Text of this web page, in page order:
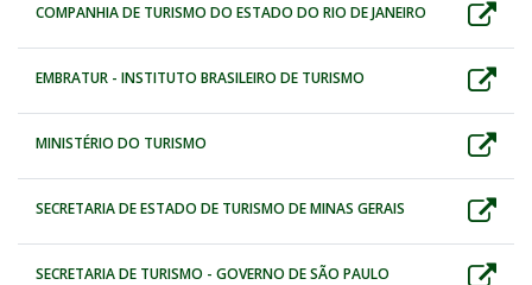
COMPANHIA DE TURISMO DO ESTADO DO RIO DE JANEIRO
EMBRATUR - INSTITUTO BRASILEIRO DE TURISMO
MINISTÉRIO DO TURISMO
SECRETARIA DE ESTADO DE TURISMO DE MINAS GERAIS
SECRETARIA DE TURISMO - GOVERNO DE SÃO PAULO